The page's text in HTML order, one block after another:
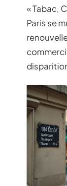
« Tabac,
Paris se